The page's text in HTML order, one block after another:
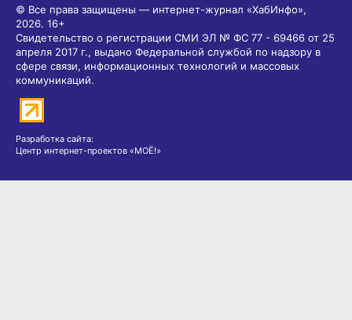
© Все права защищены — интернет-журнал «ХабИнфо»,
2026. 16+
Свидетельство о регистрации СМИ ЭЛ № ФС 77 - 69466 от 25
апреля 2017 г., выдано Федеральной службой по надзору в
сфере связи, информационных технологий и массовых
коммуникаций.
Разработка сайта:
Центр интернет-проектов «МОЁ!»